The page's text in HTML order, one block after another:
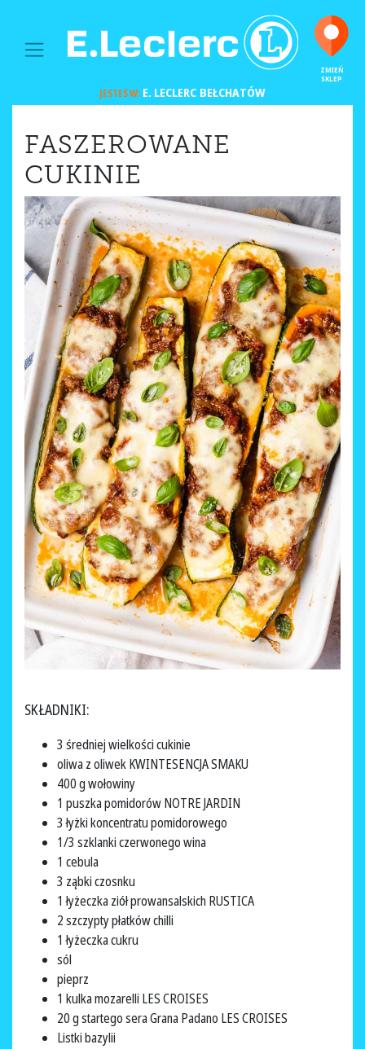
MAIN NAVIGATION
ZMIEŃ
SKLEP
JESTEŚ W: E. LECLERC BEŁCHATÓW
FASZEROWANE
CUKINIE
SKŁADNIKI:
3 średniej wielkości cukinie
oliwa z oliwek KWINTESENCJA SMAKU
400 g wołowiny
1 puszka pomidorów NOTRE JARDIN
3 łyżki koncentratu pomidorowego
1/3 szklanki czerwonego wina
1 cebula
3 ząbki czosnku
1 łyżeczka ziół prowansalskich RUSTICA
2 szczypty płatków chilli
1 łyżeczka cukru
sól
pieprz
1 kulka mozarelli LES CROISES
20 g startego sera Grana Padano LES CROISES
Listki bazylii